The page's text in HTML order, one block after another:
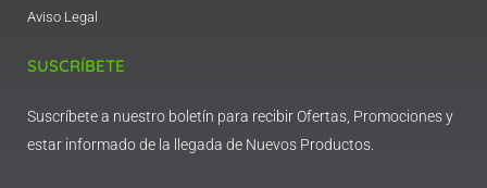
Aviso Legal
SUSCRÍBETE
Suscríbete a nuestro boletín para recibir Ofertas, Promociones y
estar informado de la llegada de Nuevos Productos.